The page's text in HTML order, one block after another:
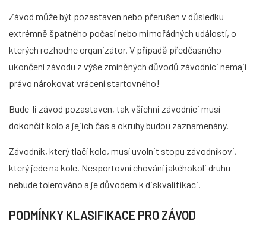
Závod může být pozastaven nebo přerušen v důsledku
extrémně špatného počasí nebo mimořádných událostí, o
kterých rozhodne organizátor. V případě předčasného
ukončení závodu z výše zmíněných důvodů závodníci nemají
právo nárokovat vrácení startovného!
Bude-li závod pozastaven, tak všichni závodníci musí
dokončit kolo a jejich čas a okruhy budou zaznamenány.
Závodník, který tlačí kolo, musí uvolnit stopu závodníkovi,
který jede na kole. Nesportovní chování jakéhokoli druhu
nebude tolerováno a je důvodem k diskvalifikaci.
PODMÍNKY KLASIFIKACE PRO ZÁVOD